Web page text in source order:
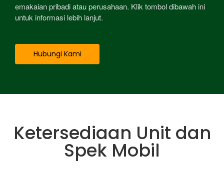
emakaian pribadi atau perusahaan. Klik tombol dibawah ini
untuk informasi lebih lanjut.
Hubungi Kami
Ketersediaan Unit dan
Spek Mobil